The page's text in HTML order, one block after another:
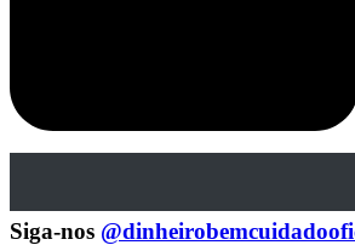
Siga-nos